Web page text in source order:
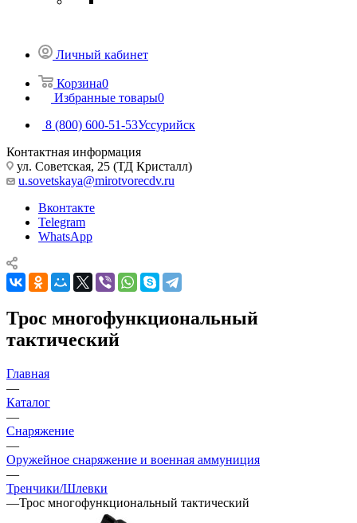
Личный кабинет
Корзина0
Избранные товары0
8 (800) 600-51-53Уссурийск
Контактная информация
ул. Советская, 25 (ТД Кристалл)
u.sovetskaya@mirotvorecdv.ru
Вконтакте
Telegram
WhatsApp
Трос многофункциональный
тактический
Главная
—
Каталог
—
Снаряжение
—
Оружейное снаряжение и военная аммуниция
—
Тренчики/Шлевки
—Трос многофункциональный тактический